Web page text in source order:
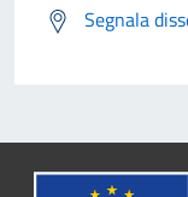
Segnala